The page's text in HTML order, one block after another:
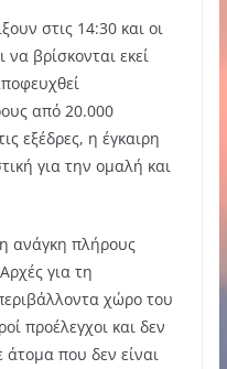
στις 14:30 και οι
να βρίσκονται εκεί
από 20.000
εξέδρες, η έγκαιρη
για την ομαλή και
ανάγκη πλήρους
για τη
χώρο του
προέλεγχοι και δεν
άτομα που δεν είναι